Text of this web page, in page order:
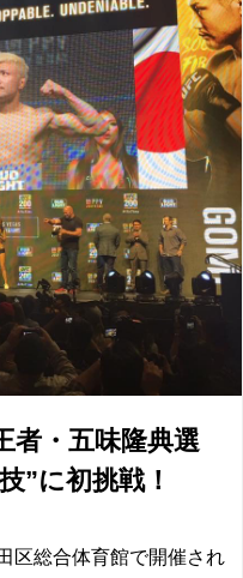
者・五味隆典選
”に初挑戦！
区総合体育館で開催され